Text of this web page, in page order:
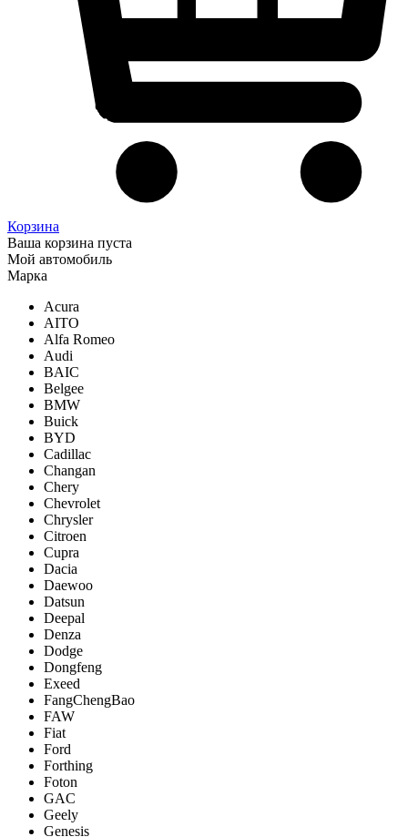
Корзина
Ваша корзина пуста
Мой автомобиль
Марка
Acura
AITO
Alfa Romeo
Audi
BAIC
Belgee
BMW
Buick
BYD
Cadillac
Changan
Chery
Chevrolet
Chrysler
Citroen
Cupra
Dacia
Daewoo
Datsun
Deepal
Denza
Dodge
Dongfeng
Exeed
FangChengBao
FAW
Fiat
Ford
Forthing
Foton
GAC
Geely
Genesis